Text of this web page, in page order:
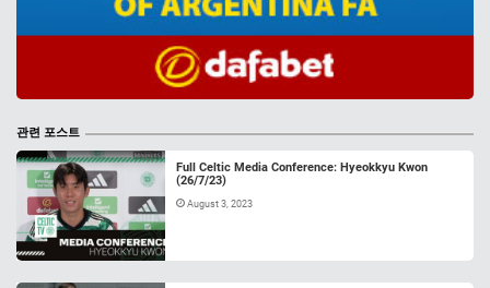
관련 포스트
Full Celtic Media Conference: Hyeokkyu Kwon
(26/7/23)
August 3, 2023